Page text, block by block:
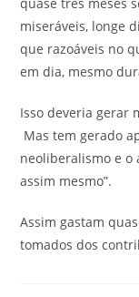
miseráveis, longe
que razoáveis no
em dia, mesmo
Isso deveria gerar
Mas tem gerado
neoliberalismo e o
assim mesmo”.
Assim gastam
tomados dos